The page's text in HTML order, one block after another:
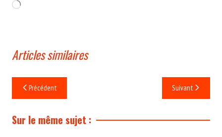
Chargement…
Articles similaires
Navigation
de
l’article
Précédent Suivant
Sur le même sujet :